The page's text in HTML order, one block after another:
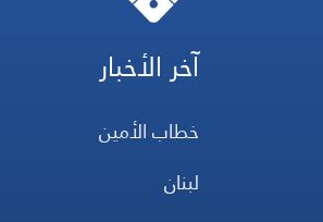
آخر الأخبار
خطاب الأمين
لبنان